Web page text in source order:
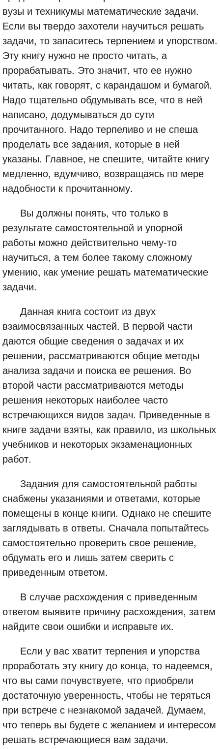
вузы и техникумы математические задачи.
Если вы твердо захотели научиться решать
задачи, то запаситесь терпением и упорством.
Эту книгу нужно не просто читать, а
прорабатывать. Это значит, что ее нужно
читать, как говорят, с карандашом и бумагой.
Надо тщательно обдумывать все, что в ней
написано, додумываться до сути
прочитанного. Надо терпеливо и не спеша
проделать все задания, которые в ней
указаны. Главное, не спешите, читайте книгу
медленно, вдумчиво, возвращаясь по мере
надобности к прочитанному.
Вы должны понять, что только в
результате самостоятельной и упорной
работы можно действительно чему-то
научиться, а тем более такому сложному
умению, как умение решать математические
задачи.
Данная книга состоит из двух
взаимосвязанных частей. В первой части
даются общие сведения о задачах и их
решении, рассматриваются общие методы
анализа задачи и поиска ее решения. Во
второй части рассматриваются методы
решения некоторых наиболее часто
встречающихся видов задач. Приведенные в
книге задачи взяты, как правило, из школьных
учебников и некоторых экзаменационных
работ.
Задания для самостоятельной работы
снабжены указаниями и ответами, которые
помещены в конце книги. Однако не спешите
заглядывать в ответы. Сначала попытайтесь
самостоятельно проверить свое решение,
обдумать его и лишь затем сверить с
приведенным ответом.
В случае расхождения с приведенным
ответом выявите причину расхождения, затем
найдите свои ошибки и исправьте их.
Если у вас хватит терпения и упорства
проработать эту книгу до конца, то надеемся,
что вы сами почувствуете, что приобрели
достаточную уверенность, чтобы не теряться
при встрече с незнакомой задачей. Думаем,
что теперь вы будете с желанием и интересом
решать встречающиеся вам задачи.